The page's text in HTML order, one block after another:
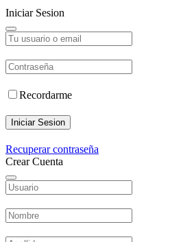
Iniciar Sesion
Recordarme
Iniciar Sesion
Recuperar contraseña
Crear Cuenta